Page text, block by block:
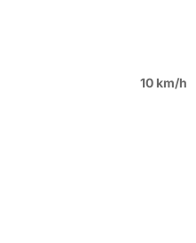
10 km/h